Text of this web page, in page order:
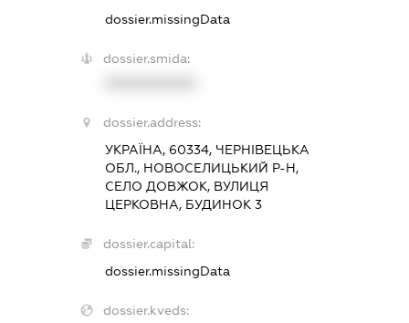
dossier.missingData
dossier.smida:
dossier.address:
УКРАЇНА, 60334, ЧЕРНІВЕЦЬКА
ОБЛ., НОВОСЕЛИЦЬКИЙ Р-Н,
СЕЛО ДОВЖОК, ВУЛИЦЯ
ЦЕРКОВНА, БУДИНОК 3
dossier.capital:
dossier.missingData
dossier.kveds: